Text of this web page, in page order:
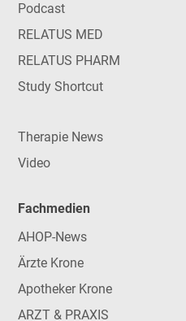
Podcast
RELATUS MED
RELATUS PHARM
Study Shortcut
Therapie News
Video
Fachmedien
AHOP-News
Ärzte Krone
Apotheker Krone
ARZT & PRAXIS